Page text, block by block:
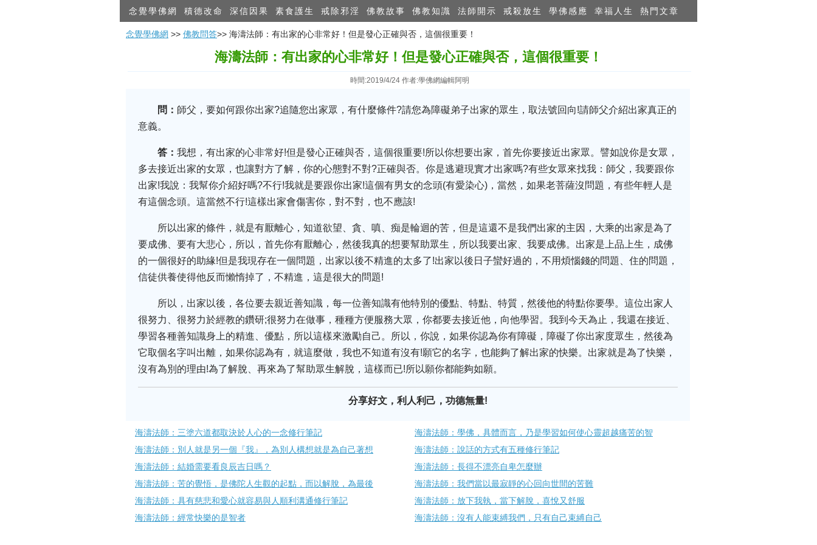
念覺學佛網 積德改命 深信因果 素食護生 戒除邪淫 佛教故事 佛教知識 法師開示 戒殺放生 學佛感應 幸福人生 熱門文章
念覺學佛網 >> 佛教問答>> 海濤法師：有出家的心非常好！但是發心正確與否，這個很重要！
海濤法師：有出家的心非常好！但是發心正確與否，這個很重要！
時間:2019/4/24 作者:學佛網編輯阿明
問： 師父，要如何跟你出家?追隨您出家眾，有什麼條件?請您為障礙弟子出家的眾生，取法號回向!請師父介紹出家真正的
意義。
答： 我想，有出家的心非常好!但是發心正確與否，這個很重要!所以你想要出家，首先你要接近出家眾。譬如說你是女眾，
多去接近出家的女眾，也讓對方了解，你的心態對不對?正確與否。你是逃避現實才出家嗎?有些女眾來找我：師父，我要跟你
出家!我說：我幫你介紹好嗎?不行!我就是要跟你出家!這個有男女的念頭(有愛染心)，當然，如果老菩薩沒問題，有些年輕人是
有這個念頭。這當然不行!這樣出家會傷害你，對不對，也不應該!
所以出家的條件，就是有厭離心，知道欲望、貪、嗔、痴是輪迴的苦，但是這還不是我們出家的主因，大乘的出家是為了
要成佛、要有大悲心，所以，首先你有厭離心，然後我真的想要幫助眾生，所以我要出家、我要成佛。出家是上品上生，成佛
的一個很好的助緣!但是我現存在一個問題，出家以後不精進的太多了!出家以後日子蠻好過的，不用煩惱錢的問題、住的問題，
信徒供養使得他反而懶惰掉了，不精進，這是很大的問題!
所以，出家以後，各位要去親近善知識，每一位善知識有他特別的優點、特點、特質，然後他的特點你要學。這位出家人
很努力、很努力於經教的鑽研;很努力在做事，種種方便服務大眾，你都要去接近他，向他學習。我到今天為止，我還在接近、
學習各種善知識身上的精進、優點，所以這樣來激勵自己。所以，你說，如果你認為你有障礙，障礙了你出家度眾生，然後為
它取個名字叫出離，如果你認為有，就這麼做，我也不知道有沒有!願它的名字，也能夠了解出家的快樂。出家就是為了快樂，
沒有為別的理由!為了解脫、再來為了幫助眾生解脫，這樣而已!所以願你都能夠如願。
分享好文，利人利己，功德無量!
海濤法師：三塗六道都取決於人心的一念修行筆記
海濤法師：學佛，具體而言，乃是學習如何使心靈超越痛苦的智
海濤法師：別人就是另一個『我』，為別人構想就是為自己著想
海濤法師：說話的方式有五種修行筆記
海濤法師：結婚​需要看良辰吉日嗎？
海濤法師：長得不​漂亮自卑怎麼辦
海濤法師：苦的覺悟，是佛陀人生觀的起點，而以解脫，為最後
海濤法師：我們當以最寂靜的心回向世間的苦難
海濤法師：具有慈悲和愛心就容易與人順利溝通修行筆記
海濤法師：放下我執，當下解脫，喜悅又舒服
海濤法師：經常快樂的是智者
海濤法師：沒有人能束縛我們，只有自己束縛自己